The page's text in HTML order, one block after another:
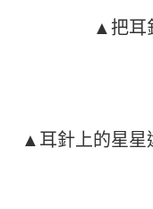
▲把耳
▲耳針上的星星